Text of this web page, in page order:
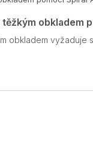
obkladem
obkladem